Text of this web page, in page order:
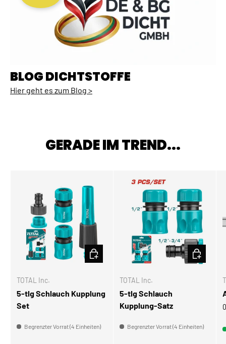
BLOG DICHTSTOFFE
Hier geht es zum Blog >
GERADE IM TREND...
TOTAL Inc.
5-tlg Schlauch Kupplung
Set
Begrenzter Vorrat (4 Einheiten)
IN DEN WARENKORB
TOTAL Inc.
5-tlg Schlauch
Kupplung-Satz
Begrenzter Vorrat (4 Einheiten)
IN DEN